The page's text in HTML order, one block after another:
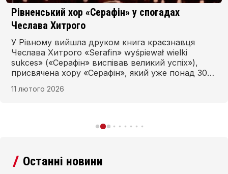
Рівненський хор «Серафін» у спогадах
Чеслава Хитрого
У Рівному вийшла друком книга краєзнавця
Чеслава Хитрого «Serafin» wyśpiewał wielki
sukces» («Серафін» виспівав великий успіх»),
присвячена хору «Серафін», який уже понад 30
Апостолів Петра і Павла в Рівному.
11 лютого 2026
Останні новини